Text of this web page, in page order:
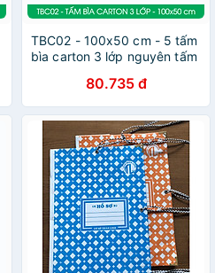
TBC02 - 100x50 cm - 5 tấm
bìa carton 3 lớp nguyên tấm
80.735 đ